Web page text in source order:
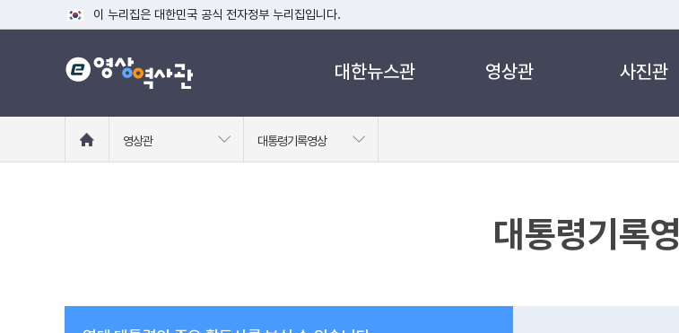
이 누리집은 대한민국 공식 전자정부 누리집입니다.
공식 누리집 주소 확인하기
go.kr 주소를 사용하는 누리집은 대한민국 정부기관이 관리하는 누리집입니다.
대한뉴스관 영상관 사진관
로
영상관 대통령기록영상
대통령기록